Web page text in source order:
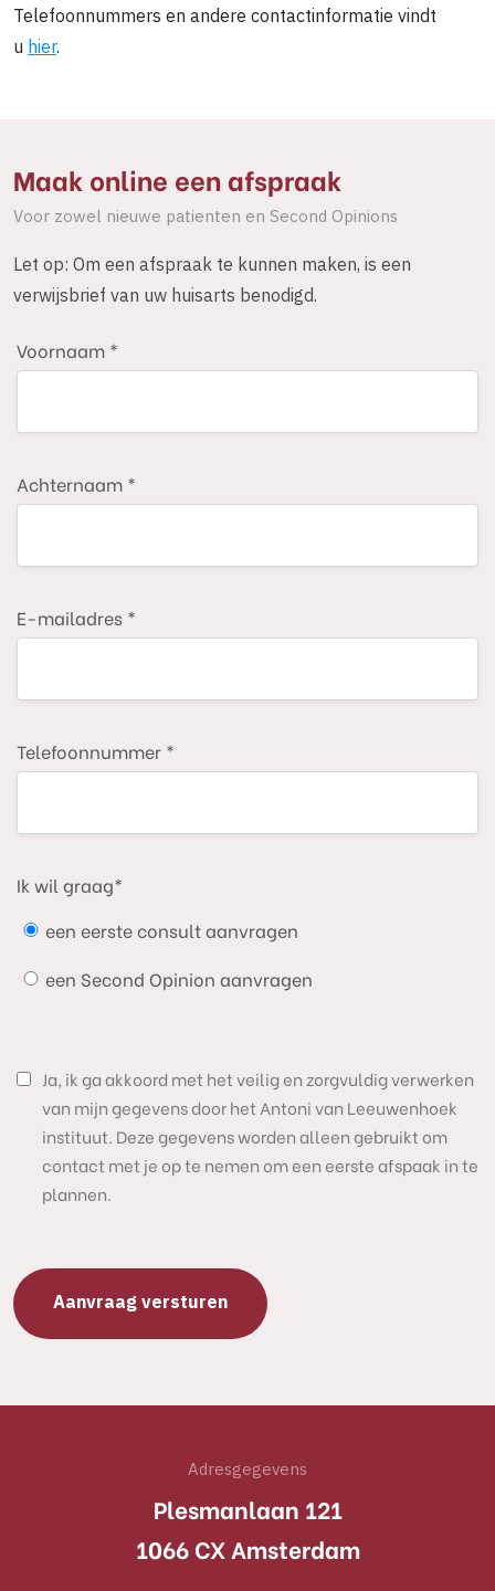
Telefoonnummers en andere contactinformatie vindt
uhier.
Maak online een afspraak
Voor zowel nieuwe patienten en Second Opinions
Let op: Om een afspraak te kunnen maken, is een
verwijsbrief van uw huisarts benodigd.
Voornaam *
Achternaam *
E-mailadres *
Telefoonnummer *
Ik wil graag*
een eerste consult aanvragen
een Second Opinion aanvragen
Ja, ik ga akkoord met het veilig en zorgvuldig verwerken
van mijn gegevens door het Antoni van Leeuwenhoek
instituut. Deze gegevens worden alleen gebruikt om
contact met je op te nemen om een eerste afspaak in te
plannen.
Adresgegevens
Plesmanlaan 121
1066 CX Amsterdam